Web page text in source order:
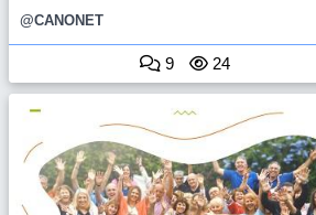
@CANONET
9 24